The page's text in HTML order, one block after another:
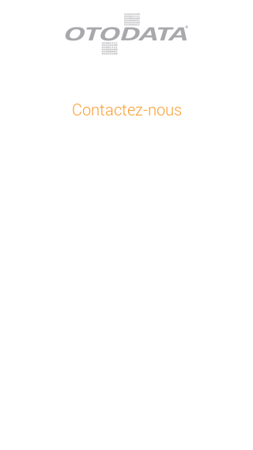
Contactez-nous